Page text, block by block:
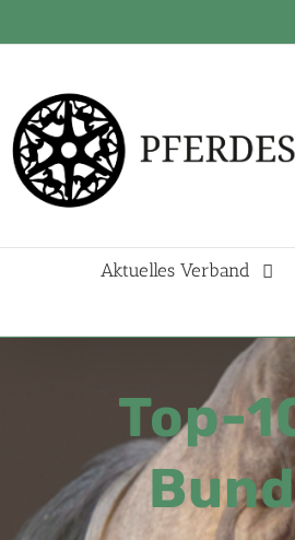
Aktuelles Verband
Top-